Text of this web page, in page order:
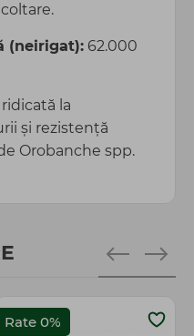
(neirigat): 62.000
la
și rezistență
Orobanche spp.
Rate 0%